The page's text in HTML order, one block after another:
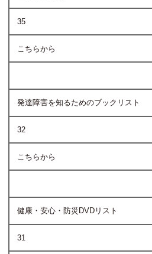
35
こちらから
発達障害を知るためのブックリスト
32
こちらから
健康・安心・防災DVDリスト
31